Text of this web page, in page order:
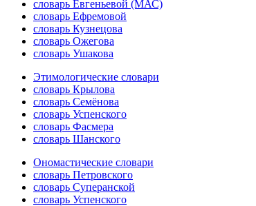
словарь Евгеньевой (МАС)
словарь Ефремовой
словарь Кузнецова
словарь Ожегова
словарь Ушакова
Этимологические словари
словарь Крылова
словарь Семёнова
словарь Успенского
словарь Фасмера
словарь Шанского
Ономастические словари
словарь Петровского
словарь Суперанской
словарь Успенского